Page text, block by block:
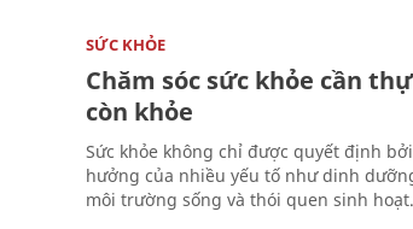
SỨC KHỎE
Chăm sóc sức khỏe cần
còn khỏe
Sức khỏe không chỉ được quyết định
hưởng của nhiều yếu tố như dinh
môi trường sống và thói quen sinh hoạt.